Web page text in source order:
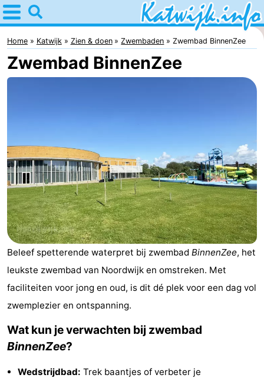
Home
Katwijk
Tips
Appartementen
Campings
Hotels
Vakantiehuizen
-
Noordduinen
Duinrell
Last
minutes
Strand
Home Katwijk Zien & doen Zwembaden Zwembad BinnenZee
Zwembad BinnenZee
Beleef spetterende waterpret bij zwembad BinnenZee, het
leukste zwembad van Noordwijk en omstreken. Met
faciliteiten voor jong en oud, is dit dé plek voor een dag vol
zwemplezier en ontspanning.
Wat kun je verwachten bij zwembad
BinnenZee?
Wedstrijdbad: Trek baantjes of verbeter je